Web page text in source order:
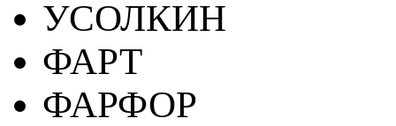
УСОЛКИН
ФАРТ
ФАРФОР